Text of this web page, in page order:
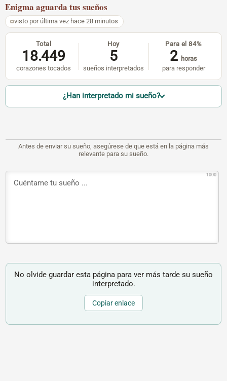
Enigma aguarda tus sueños
visto por última vez hace 28 minutos
Total
18.449
corazones tocados
Hoy
5
sueños interpretados
Para el 84%
2 horas
para responder
¿Han interpretado mi sueño?
Antes de enviar su sueño, asegúrese de que está en la página más
relevante para su sueño.
1000
No olvide guardar esta página para ver más tarde su sueño
interpretado.
Copiar enlace